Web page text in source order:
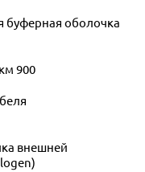
буферная оболочка
900
внешней